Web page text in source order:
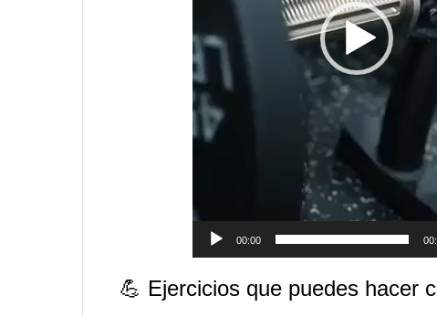
00:00
💪 Ejercicios que puedes hacer